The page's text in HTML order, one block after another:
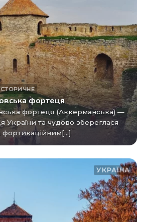
фортеця
України та чудово збереглася
фортикаційним[...]
УКРАЇНА